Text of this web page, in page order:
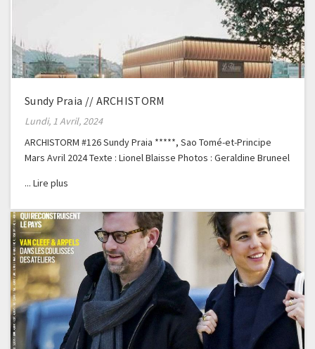
Sundy Praia // ARCHISTORM
Lundi, 1 Avril, 2024
ARCHISTORM #126 Sundy Praia *****, Sao Tomé-et-Principe
Mars Avril 2024 Texte : Lionel Blaisse Photos : Geraldine Bruneel